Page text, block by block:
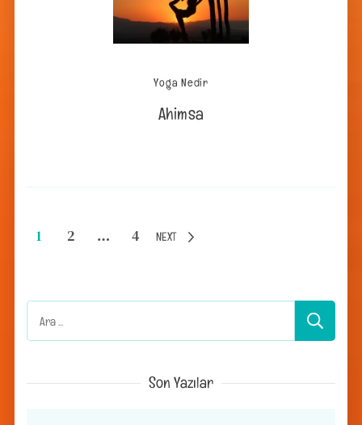
Yoga Nedir
Ahimsa
Yazı
Page
1 Page
2 … Page
4 NEXT
Arama:
Son Yazılar